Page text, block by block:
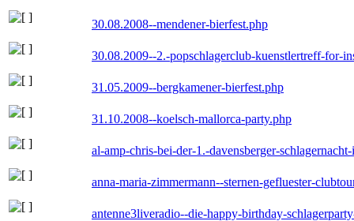
30.08.2008--mendener-bierfest.php
30.08.2009--2.-popschlagerclub-kuenstlertreff-for-
31.05.2009--bergkamener-bierfest.php
31.10.2008--koelsch-mallorca-party.php
al-amp-chris-bei-der-1.-davensberger-
anna-maria-zimmermann--sternen-gefluester-
antenne3liveradio--die-happy-birthday-